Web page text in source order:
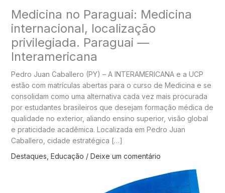
Medicina no Paraguai: Medicina
internacional, localização
privilegiada. Paraguai —
Interamericana
Pedro Juan Caballero (PY) – A INTERAMERICANA e a UCP
estão com matrículas abertas para o curso de Medicina e se
consolidam como uma alternativa cada vez mais procurada
por estudantes brasileiros que desejam formação médica de
qualidade no exterior, aliando ensino superior, visão global
e praticidade acadêmica. Localizada em Pedro Juan
Caballero, cidade estratégica […]
Destaques Educação / Deixe um comentário